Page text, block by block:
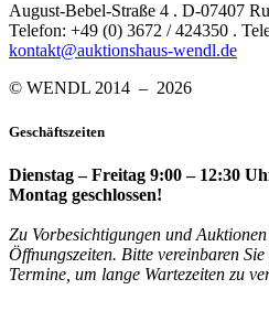
August-Bebel-Straße 4 . D-07407
Telefon: +49 (0) 3672 / 424350 .
kontakt@auktionshaus-wendl.de
© WENDL 2014 – 2026
Geschäftszeiten
Dienstag – Freitag 9:00 – 12:30
Montag geschlossen!
Zu Vorbesichtigungen und
Öffnungszeiten. Bitte vereinbaren
Termine, um lange Wartezeiten zu